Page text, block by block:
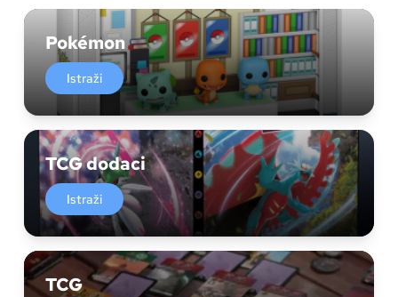
Pokémon
Istraži
TCG dodaci
Istraži
TCG